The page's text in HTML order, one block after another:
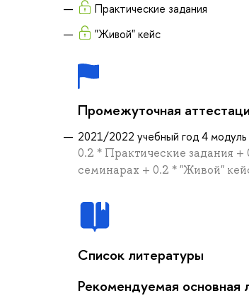
Практические задания
"Живой" кейс
Промежуточная
2021/2022 учебный год 4 модуль
0.2 * Практические задания +
семинарах + 0.2 * "Живой"
Список литературы
Рекомендуемая основная